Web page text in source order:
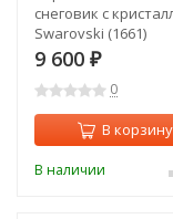
снеговик с
Swarovski (1661)
9 600 ₽
0
В корзину
В наличии